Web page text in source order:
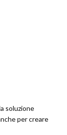
soluzione
per creare